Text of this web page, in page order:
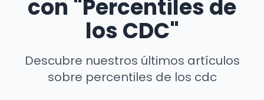
con "Percentiles de
los CDC"
Descubre nuestros últimos artículos
sobre percentiles de los cdc